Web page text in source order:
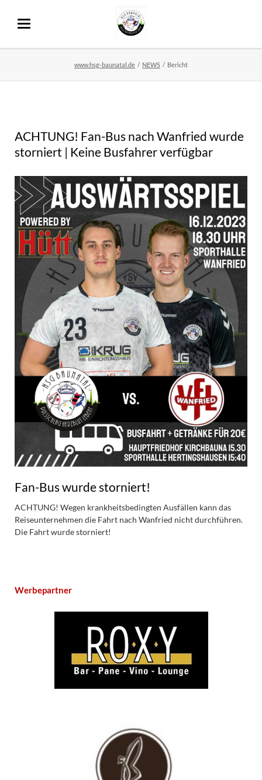
www.hsg-baunatal.de NEWS Bericht
ACHTUNG! Fan-Bus nach Wanfried wurde
storniert | Keine Busfahrer verfügbar
Fan-Bus wurde storniert!
ACHTUNG! Wegen krankheitsbedingten Ausfällen kann das
Reiseunternehmen die Fahrt nach Wanfried nicht durchführen.
Die Fahrt wurde storniert!
Werbepartner